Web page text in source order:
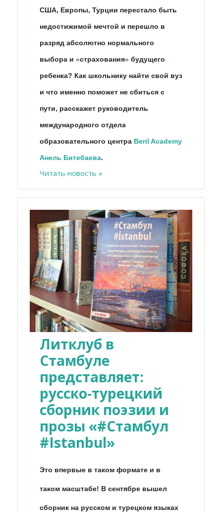
США, Европы, Турции перестало быть
недостижимой мечтой и перешло в
разряд абсолютно нормального
выбора и «страхования» будущего
ребенка? Как школьнику найти свой вуз
и что именно поможет не сбиться с
пути, расскажет руководитель
международного отдела
образовательного центра Beril Academy
Анель Битебаева.
Читать новость »
Литклуб в
Стамбуле
представляет:
русско-турецкий
сборник поэзии и
прозы «#Стамбул
#Istanbul»
Это впервые в таком формате и в
таком масштабе! В сентябре вышел
сборник на русском и турецком языках